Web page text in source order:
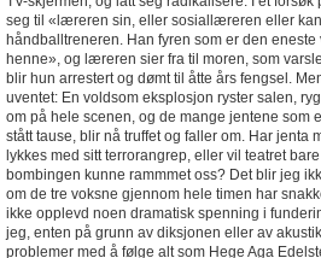
seg til «læreren sin, eller sosiallæreren eller
håndballtreneren. Han fyren som er den eneste
henne», og læreren sier fra til moren, som
blir hun arrestert og dømt til åtte års fengsel.
uventet: En voldsom eksplosjon ryster salen,
om på hele scenen, og de mange jentene som
stått tause, blir nå truffet og faller om. Har jenta
lykkes med sitt terrorangrep, eller vil teatret
bombingen kunne rammmet oss? Det blir jeg
om de tre voksne gjennom hele timen har
ikke opplevd noen dramatisk spenning i
jeg, enten på grunn av diksjonen eller av
problemer med å følge alt som Hege Aga